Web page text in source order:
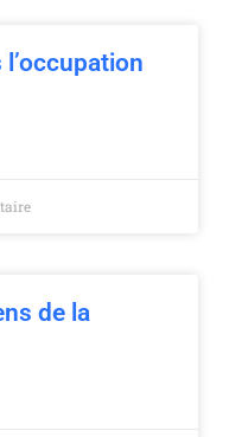
de la